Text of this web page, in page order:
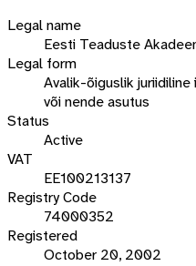
Legal name
Eesti Teaduste
Legal form
Avalik-õiguslik
või nende asutus
Status
Active
VAT
EE100213137
Registry Code
74000352
Registered
October 20, 2002